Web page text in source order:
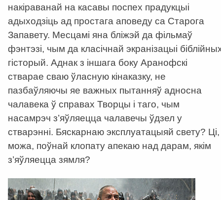
накіраванай на касавы поспех прадукцыі
адыходзіць ад простага аповеду са Старога
Запавету. Месцамі яна бліжэй да фільмаў
фэнтэзі, чым да класічнай экранізацыі
гісторый. Аднак з іншага боку Аранофскі
стварае сваю ўласную кінаказку, не
пазбаўляючы яе важных пытанняў адносна
чалавека ў справах Творцы і таго, чым
насамрэч з’яўляецца чалавечы ўдзел у
стварэнні. Бяскарнаю эксплуатацыяй свету? Ці,
можа, поўнай клопату апекаю над дарам, якім
з’яўляецца зямля?